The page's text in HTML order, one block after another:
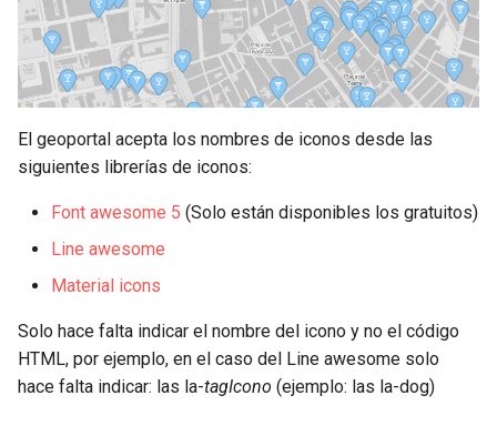
El geoportal acepta los nombres de iconos desde las
siguientes librerías de iconos:
Font awesome 5 (Solo están disponibles los gratuitos)
Line awesome
Material icons
Solo hace falta indicar el nombre del icono y no el código
HTML, por ejemplo, en el caso del Line awesome solo
hace falta indicar: las la-tagIcono (ejemplo: las la-dog)